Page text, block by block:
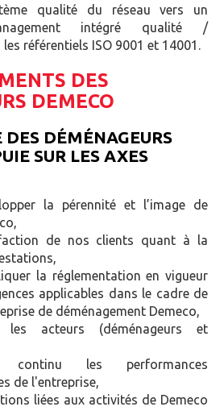
qualité du réseau vers un
intégré qualité /
référentiels ISO 9001 et 14001.
DES
DEMECO
DÉMÉNAGEURS
SUR LES AXES
la pérennité et l’image de
,
de nos clients quant à la
la réglementation en vigueur
applicables dans le cadre de
de déménagement Demeco,
les acteurs (déménageurs et
continu les performances
de l'entreprise,
liées aux activités de Demeco